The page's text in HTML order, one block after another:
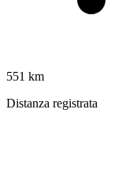
551 km
Distanza registrata